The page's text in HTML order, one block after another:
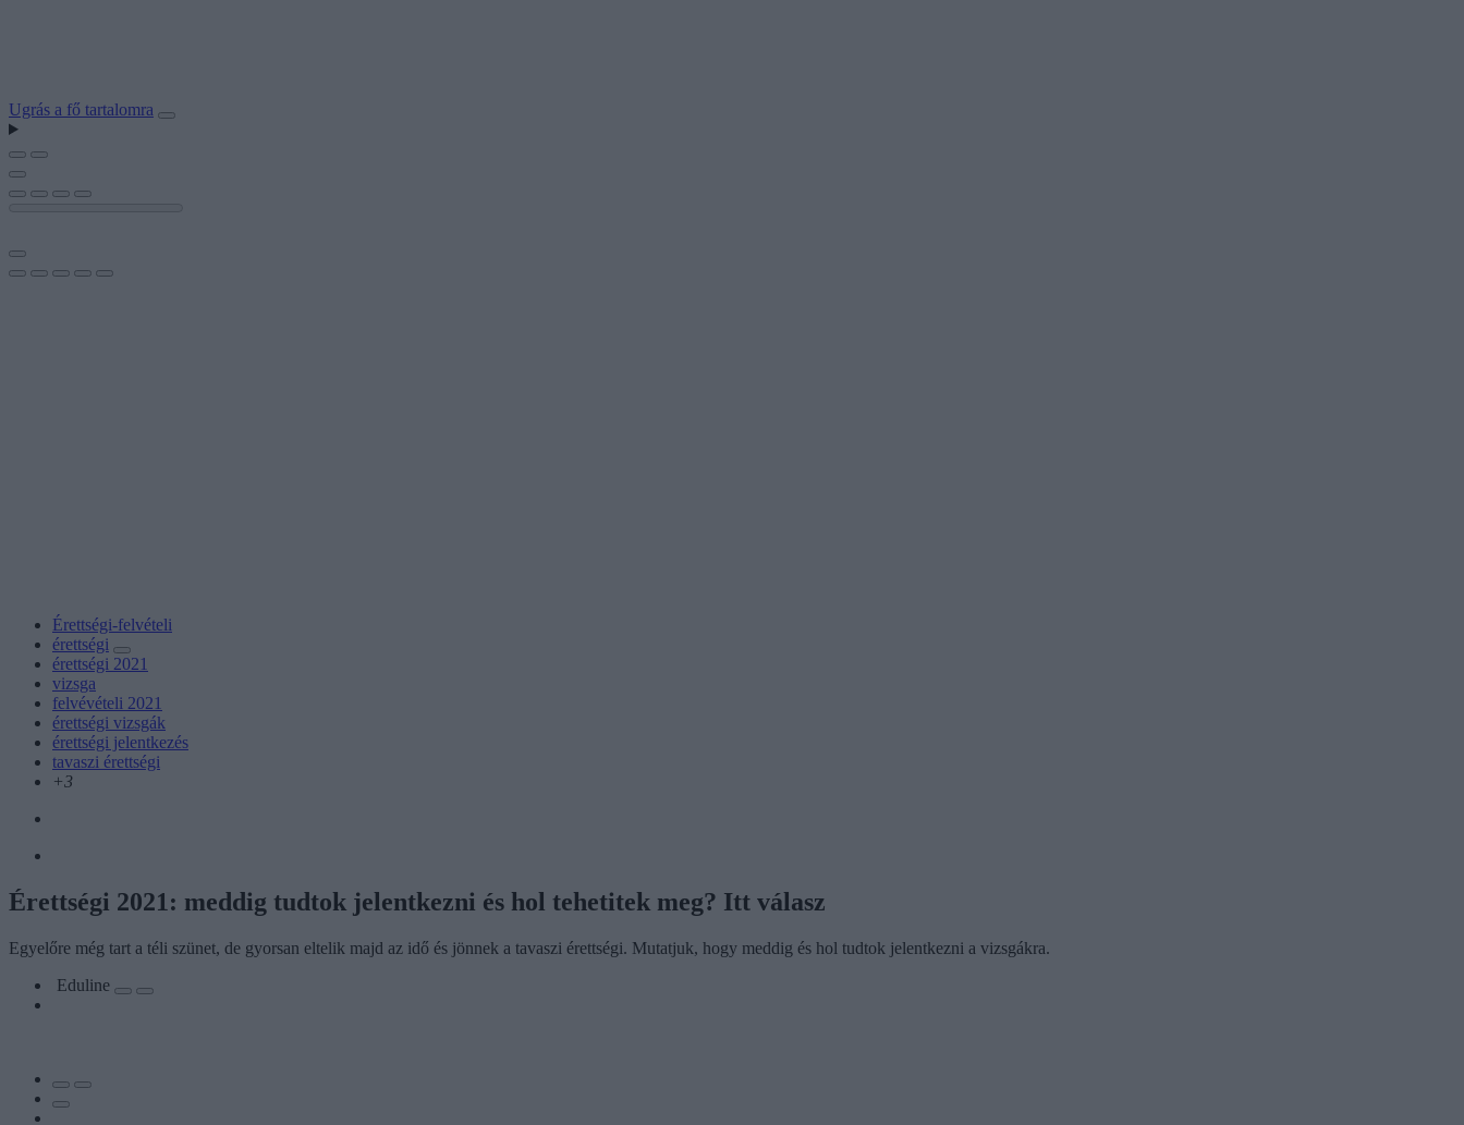
Ugrás a fő tartalomra
Érettségi-felvételi
érettségi
érettségi 2021
vizsga
felvévételi 2021
érettségi vizsgák
érettségi jelentkezés
tavaszi érettségi
+3
Érettségi 2021: meddig tudtok jelentkezni és hol tehetitek meg? Itt válasz
Egyelőre még tart a téli szünet, de gyorsan eltelik majd az idő és jönnek a tavaszi érettségi. Mutatjuk, hogy meddig és hol tudtok jelentkezni a vizsgákra.
Eduline